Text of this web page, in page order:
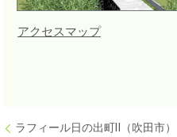
アクセスマップ
ラフィール日の出町Ⅱ（吹田市）